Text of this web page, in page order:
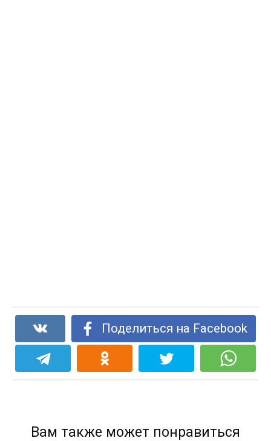
Поделиться на Facebook
Вам также может понравиться